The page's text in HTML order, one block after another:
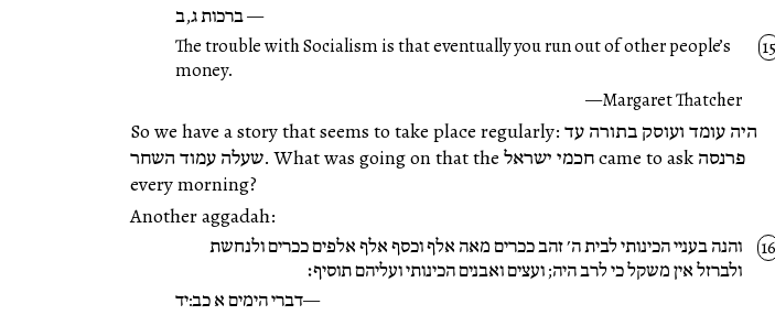
ברכות ג,ב
The trouble with Socialism is that eventually you run out of other people’s
money.
Margaret Thatcher
So we have a story that seems to take place regularly: היה עומד ועוסק בתורה עד
שעלה עמוד השחר. What was going on that the חכמי ישראל came to ask פרנסה
every morning?
Another aggadah:
והנה בעניי הכינותי לבית ה׳ זהב ככרים מאה אלף וכסף אלף אלפים ככרים ולנחשת
ולברזל אין משקל כי לרב היה; ועצים ואבנים הכינותי ועליהם תוסיף׃
דברי הימים א כב:יד